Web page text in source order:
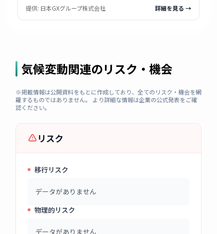
提供: 日本GXグループ株式会社 詳細を見る →
気候変動関連のリスク・機会
※掲載情報は公開資料をもとに作成しており、全てのリスク・機会を網
羅するものではありません。 より詳細な情報は企業の公式発表をご確
認ください。
リスク
移行リスク
データがありません
物理的リスク
データがありません